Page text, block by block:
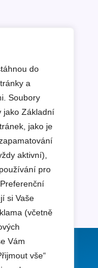
do
a
Soubory
jako Základní
jako je
aktivní),
pro
si Vaše
(včetně
Vám
vše“